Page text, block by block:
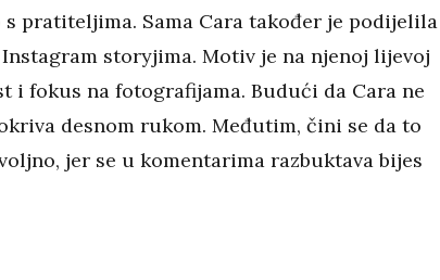
pratiteljima. Sama Cara također je podijelila
storyjima. Motiv je na njenoj lijevoj
i fokus na fotografijama. Budući da Cara ne
desnom rukom. Međutim, čini se da to
jer se u komentarima razbuktava bijes